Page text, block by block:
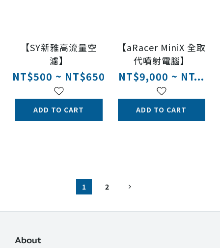
【SY新雅高流量空
濾】
NT$500 ~ NT$650
ADD TO CART
【aRacer MiniX 全取
代噴射電腦】
NT$9,000 ~ NT...
ADD TO CART
1 2
About